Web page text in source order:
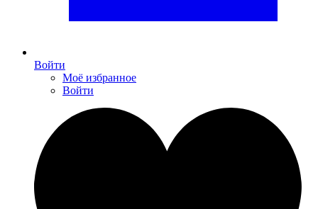
Войти
Моё избранное
Войти